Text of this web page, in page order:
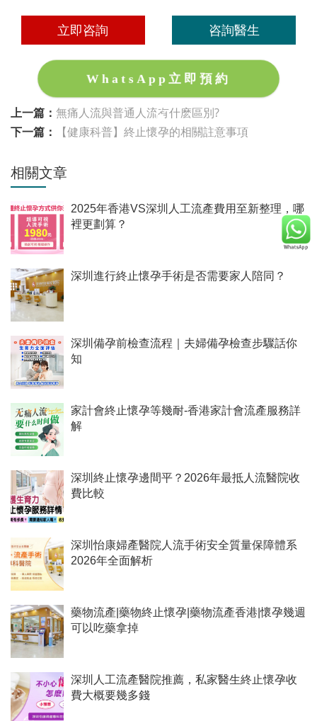
立即咨詢 咨詢醫生
WhatsApp立即預約
上一篇： 無痛人流與普通人流有什麽區別?
下一篇：
【健康科普】終止懷孕的相關註意事項
相關文章
2025年香港VS深圳人工流產費用至新整理，哪
裡更劃算？
深圳進行終止懷孕手術是否需要家人陪同？
深圳備孕前檢查流程｜夫婦備孕檢查步驟話你
知
家計會終止懷孕等幾耐-香港家計會流產服務詳
解
深圳終止懷孕邊間平？2026年最抵人流醫院收
費比較
深圳怡康婦產醫院人流手術安全質量保障體系
2026年全面解析
藥物流產|藥物終止懷孕|藥物流產香港|懷孕幾週
可以吃藥拿掉
深圳人工流產醫院推薦，私家醫生終止懷孕收
費大概要幾多錢